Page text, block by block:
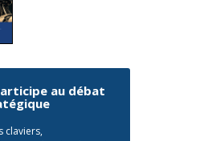
au débat
claviers,